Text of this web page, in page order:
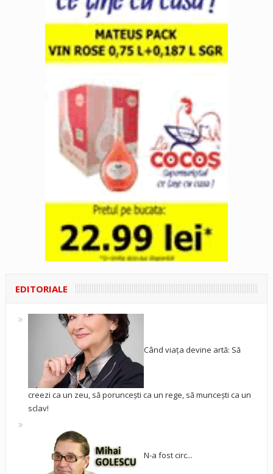
EDITORIALE
Când viața devine artă: Să
creezi ca un zeu, să poruncești ca un rege, să muncești ca un
sclav!
N-a fost circ...